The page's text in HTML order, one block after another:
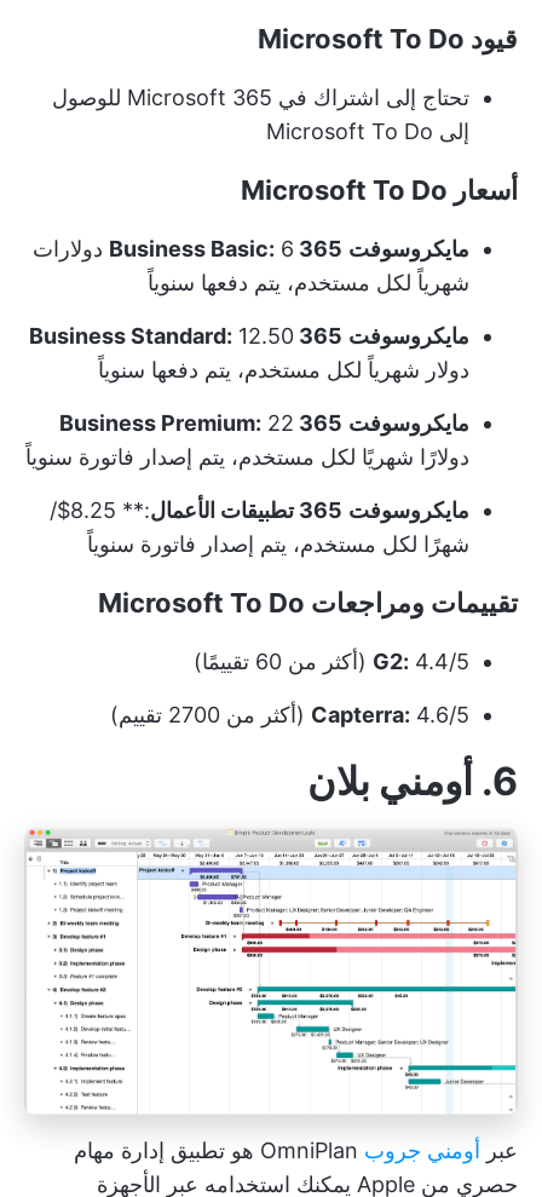
قيود Microsoft To Do
تحتاج إلى اشتراك في Microsoft 365 للوصول
إلى Microsoft To Do
أسعار Microsoft To Do
مايكروسوفت 365 Business Basic:
6 دولارات
شهرياً لكل مستخدم، يتم دفعها سنوياً
مايكروسوفت 365 Business Standard:
12.50
دولار شهرياً لكل مستخدم، يتم دفعها سنوياً
مايكروسوفت 365 Business Premium:
22
دولارًا شهريًا لكل مستخدم، يتم إصدار فاتورة سنوياً
مايكروسوفت 365 تطبيقات الأعمال
:** 8.25$/
شهرًا لكل مستخدم، يتم إصدار فاتورة سنوياً
تقييمات ومراجعات Microsoft To Do
G2: 4.4/5 (أكثر من 60 تقييمًا)
Capterra: 4.6/5 (أكثر من 2700 تقييم)
6. أومني بلان
عبر أومني جروب
OmniPlan هو تطبيق إدارة مهام
حصري من Apple يمكنك استخدامه عبر الأجهزة